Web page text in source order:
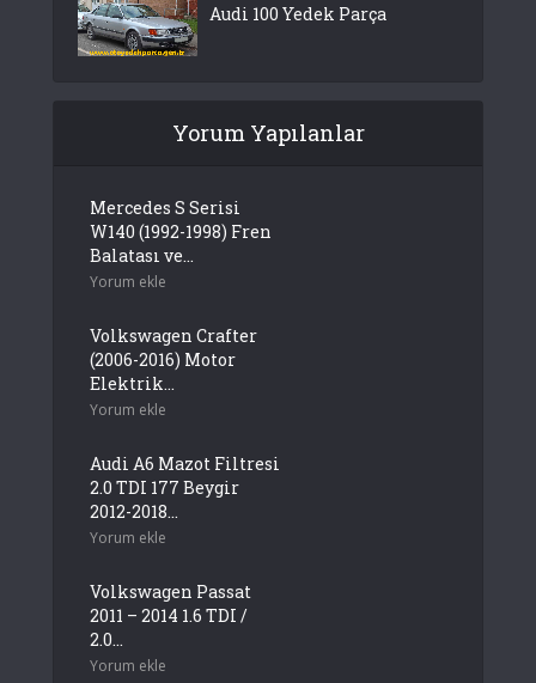
Audi 100 Yedek Parça
Yorum Yapılanlar
Mercedes S Serisi
W140 (1992-1998) Fren
Balatası ve...
Yorum ekle
Volkswagen Crafter
(2006-2016) Motor
Elektrik...
Yorum ekle
Audi A6 Mazot Filtresi
2.0 TDI 177 Beygir
2012-2018...
Yorum ekle
Volkswagen Passat
2011 – 2014 1.6 TDI /
2.0...
Yorum ekle